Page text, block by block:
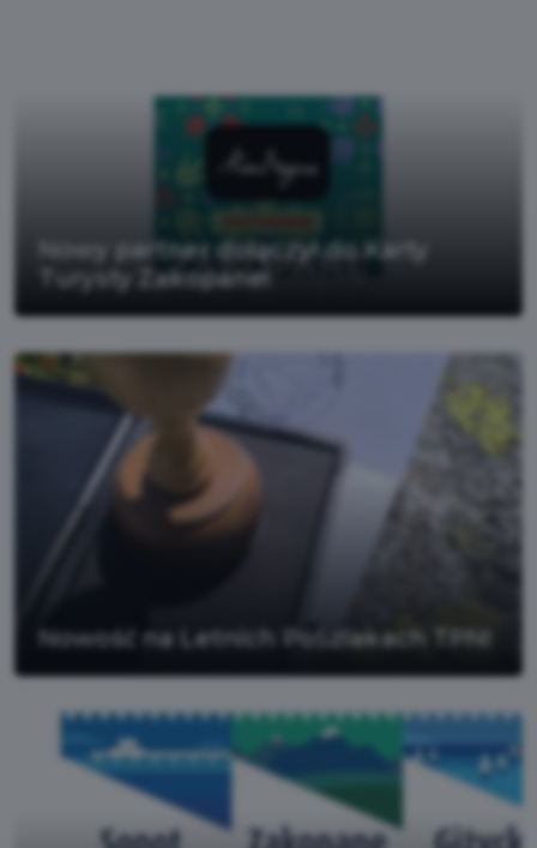
Nowy partner dołączył do Karty
Turysty Zakopane!
Nowość na Letnich PoSzlakach TPN!